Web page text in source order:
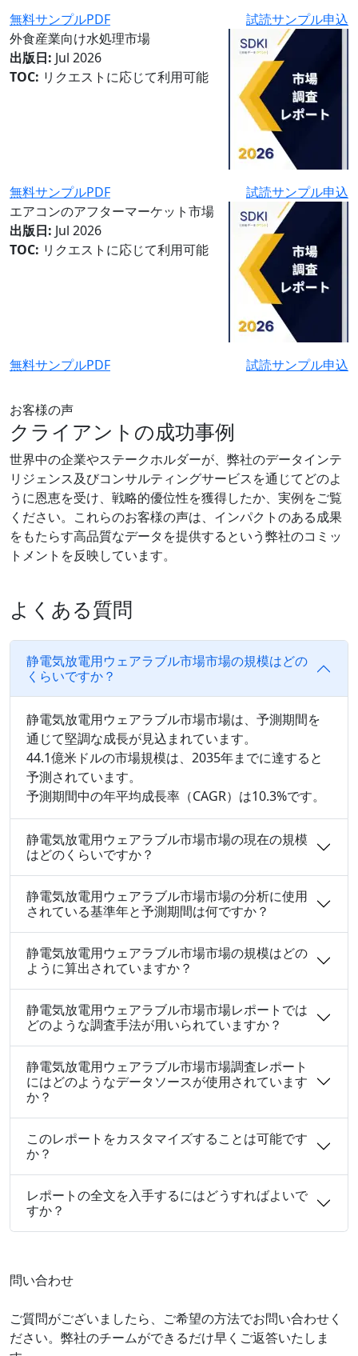
無料サンプルPDF
試読サンプル申込
外食産業向け水処理市場
出版日: Jul 2026
TOC: リクエストに応じて利用可能
無料サンプルPDF
試読サンプル申込
エアコンのアフターマーケット市場
出版日: Jul 2026
TOC: リクエストに応じて利用可能
無料サンプルPDF 試読サンプル申込
お客様の声
クライアントの成功事例
世界中の企業やステークホルダーが、弊社のデータインテ
リジェンス及びコンサルティングサービスを通じてどのよ
うに恩恵を受け、戦略的優位性を獲得したか、実例をご覧
ください。これらのお客様の声は、インパクトのある成果
をもたらす高品質なデータを提供するという弊社のコミッ
トメントを反映しています。
よくある質問
静電気放電用ウェアラブル市場市場の規模はどの
くらいですか？
静電気放電用ウェアラブル市場市場は、予測期間を
通じて堅調な成長が見込まれています。
44.1億米ドルの市場規模は、2035年までに達すると
予測されています。
予測期間中の年平均成長率（CAGR）は10.3%です。
静電気放電用ウェアラブル市場市場の現在の規模
はどのくらいですか？
静電気放電用ウェアラブル市場市場の分析に使用
されている基準年と予測期間は何ですか？
静電気放電用ウェアラブル市場市場の規模はどの
ように算出されていますか？
静電気放電用ウェアラブル市場市場レポートでは
どのような調査手法が用いられていますか？
静電気放電用ウェアラブル市場市場調査レポート
にはどのようなデータソースが使用されています
か？
このレポートをカスタマイズすることは可能です
か？
レポートの全文を入手するにはどうすればよいで
すか？
問い合わせ
ご質問がございましたら、ご希望の方法でお問い合わせく
ださい。弊社のチームができるだけ早くご返答いたしま